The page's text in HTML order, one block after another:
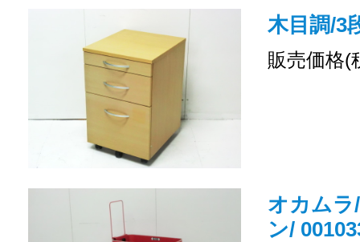
木目調/3
販売価格(
オカム
ン/